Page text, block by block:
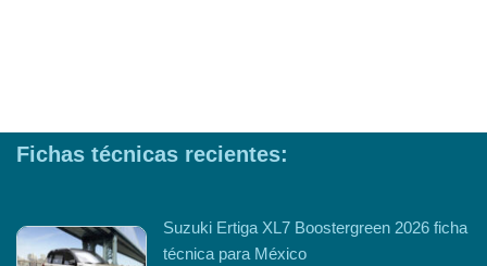
Fichas técnicas recientes:
Suzuki Ertiga XL7 Boostergreen 2026 ficha
técnica para México